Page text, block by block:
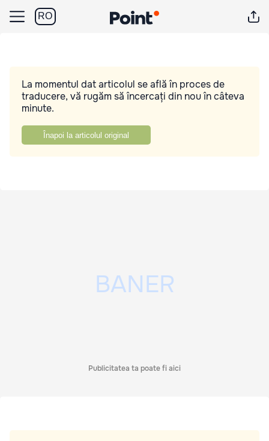
RO
La momentul dat articolul se află în proces de
traducere, vă rugăm să încercați din nou în câteva
minute.
Înapoi la articolul original
Publicitatea ta poate fi aici